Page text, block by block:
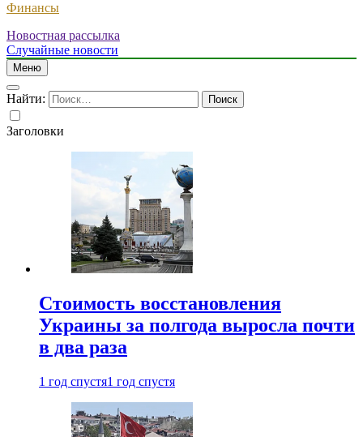
Финансы
Новостная рассылка
Случайные новости
Меню
Найти:
Заголовки
Стоимость восстановления
Украины за полгода выросла почти
в два раза
1 год спустя1 год спустя